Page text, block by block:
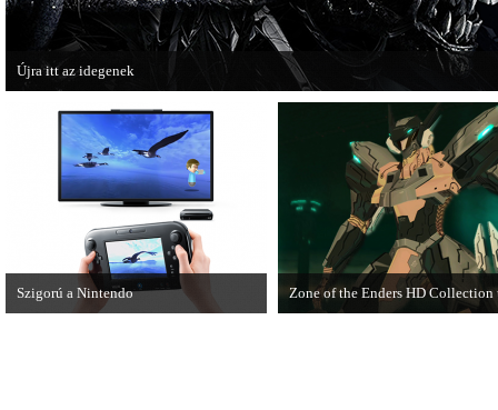
Újra itt az idegenek
Egy rakás friss videó látott napvilágot az Aliens: Colonial Marines-ből.
Szigorú a Nintendo Zone of the Enders HD Collection